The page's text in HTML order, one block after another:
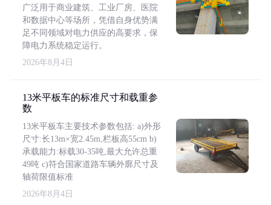
广泛用于商业建筑、工业厂房、医院
和数据中心等场所，凭借自身优势满
足不同领域对电力供应的高要求，保
障电力系统稳定运行。
2026年8月4日
13米平板车的标准尺寸和载重参
数
13米平板车主要技术参数包括: a)外形
尺寸:长13m×宽2.45m,栏板高55cm b)
承载能力:标载30-35吨,最大允许总重
49吨 c)符合国家道路车辆外廓尺寸及
轴荷限值标准
2026年8月4日